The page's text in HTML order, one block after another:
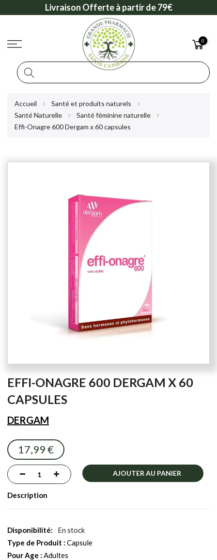
Livraison Offerte à partir de 79€
0
Accueil
Santé et produits naturels
Santé Naturelle
Santé féminine naturelle
Effi-Onagre 600 Dergam x 60 capsules
to
beginning
of
the
images
gallery
EFFI-ONAGRE 600 DERGAM X 60
CAPSULES
DERGAM
17,99 €
AJOUTER AU PANIER
Description
En stock
Type de Produit : Capsule
Pour Age : Adultes